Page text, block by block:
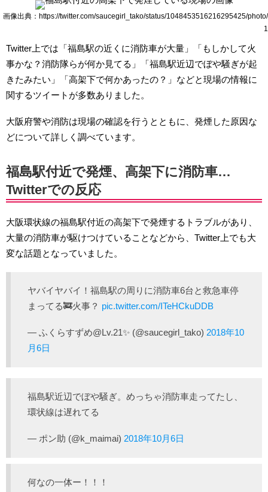
画像出典：https://twitter.com/saucegirl_tako/status/1048453516216295425/photo/
1
Twitter上では「福島駅の近くに消防車が大量」「もしかして火
事かな？消防隊らが何か見てる」「福島駅近辺でぼや騒ぎが起
きたみたい」「高架下で何かあったの？」などと現場の情報に
関するツイートが多数ありました。
大阪府警や消防は現場の確認を行うとともに、発煙した原因な
どについて詳しく調べています。
福島駅付近で発煙、高架下に消防車…
Twitterでの反応
大阪環状線の福島駅付近の高架下で発煙するトラブルがあり、
大量の消防車が駆けつけていることなどから、Twitter上でも大
変な話題となっていました。
ヤバイヤバイ！福島駅の周りに消防車6台と救急車停
まってる🚒火事？ pic.twitter.com/ITeHCkuDDB
— ふくらすずめ@Lv.21✨ (@saucegirl_tako) 2018年10
月6日
福島駅近辺でぼや騒ぎ。めっちゃ消防車走ってたし、
環状線は遅れてる
— ポン助 (@k_maimai) 2018年10月6日
何なの一体ー！！！